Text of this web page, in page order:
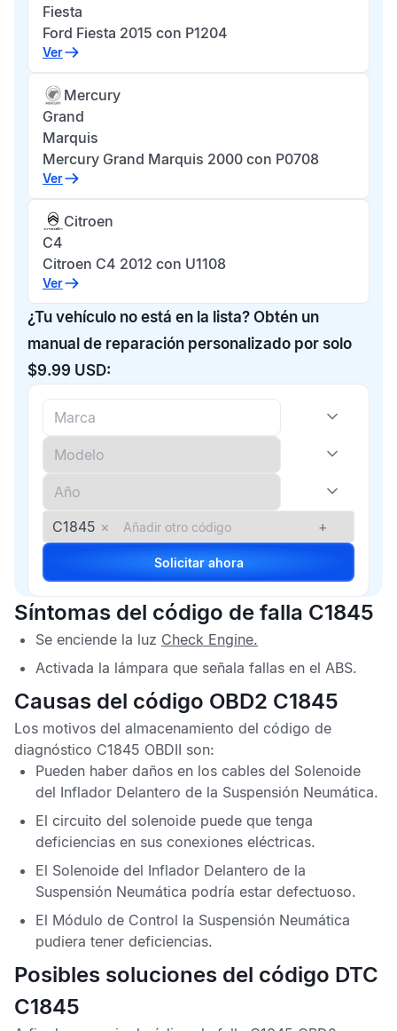
Fiesta
Ford Fiesta 2015 con P1204
Ver
Mercury
Grand
Marquis
Mercury Grand Marquis 2000 con P0708
Ver
Citroen
C4
Citroen C4 2012 con U1108
Ver
¿Tu vehículo no está en la lista? Obtén un
manual de reparación personalizado por solo
$9.99 USD:
C1845 × +
Solicitar ahora
Síntomas del código de falla C1845
Se enciende la luz Check Engine.
Activada la lámpara que señala fallas en el ABS.
Causas del código OBD2 C1845
Los motivos del almacenamiento del código de
diagnóstico C1845 OBDII son:
Pueden haber daños en los cables del Solenoide
del Inflador Delantero de la Suspensión Neumática.
El circuito del solenoide puede que tenga
deficiencias en sus conexiones eléctricas.
El Solenoide del Inflador Delantero de la
Suspensión Neumática podría estar defectuoso.
El Módulo de Control la Suspensión Neumática
pudiera tener deficiencias.
Posibles soluciones del código DTC
C1845